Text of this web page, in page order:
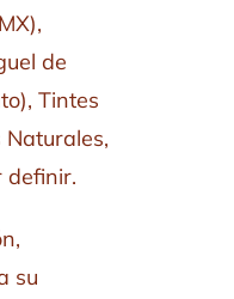
de
Tintes
definir.
su